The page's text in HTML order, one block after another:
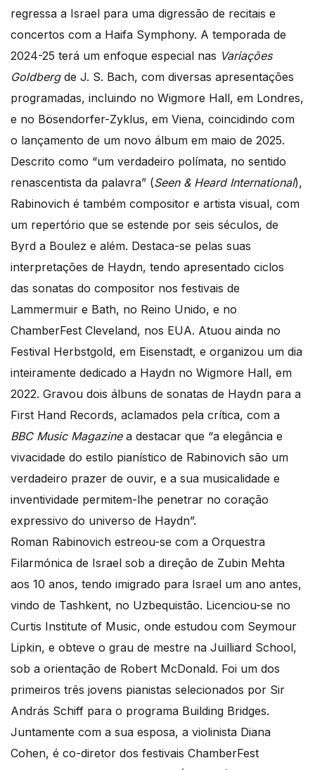
regressa a Israel para uma digressão de recitais e
concertos com a Haifa Symphony. A temporada de
2024-25 terá um enfoque especial nas Variações
Goldbergde J. S. Bach, com diversas apresentações
programadas, incluindo no Wigmore Hall, em Londres,
e no Bösendorfer-Zyklus, em Viena, coincidindo com
o lançamento de um novo álbum em maio de 2025.
Descrito como “um verdadeiro polímata, no sentido
renascentista da palavra” (Seen & Heard International),
Rabinovich é também compositor e artista visual, com
um repertório que se estende por seis séculos, de
Byrd a Boulez e além. Destaca-se pelas suas
interpretações de Haydn, tendo apresentado ciclos
das sonatas do compositor nos festivais de
Lammermuir e Bath, no Reino Unido, e no
ChamberFest Cleveland, nos EUA. Atuou ainda no
Festival Herbstgold, em Eisenstadt, e organizou um dia
inteiramente dedicado a Haydn no Wigmore Hall, em
2022. Gravou dois álbuns de sonatas de Haydn para a
First Hand Records, aclamados pela crítica, com a
BBC Music Magazinea destacar que “a elegância e
vivacidade do estilo pianístico de Rabinovich são um
verdadeiro prazer de ouvir, e a sua musicalidade e
inventividade permitem-lhe penetrar no coração
expressivo do universo de Haydn”.
Roman Rabinovich estreou-se com a Orquestra
Filarmónica de Israel sob a direção de Zubin Mehta
aos 10 anos, tendo imigrado para Israel um ano antes,
vindo de Tashkent, no Uzbequistão. Licenciou-se no
Curtis Institute of Music, onde estudou com Seymour
Lipkin, e obteve o grau de mestre na Juilliard School,
sob a orientação de Robert McDonald. Foi um dos
primeiros três jovens pianistas selecionados por Sir
András Schiff para o programa Building Bridges.
Juntamente com a sua esposa, a violinista Diana
Cohen, é co-diretor dos festivais ChamberFest